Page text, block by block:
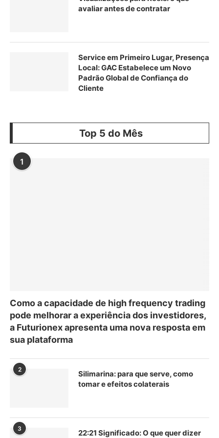
avaliar antes de contratar
Service em Primeiro Lugar, Presença
Local: GAC Estabelece um Novo
Padrão Global de Confiança do
Cliente
Top 5 do Mês
1
Como a capacidade de high frequency trading
pode melhorar a experiência dos investidores,
a Futurionex apresenta uma nova resposta em
sua plataforma
2
Silimarina: para que serve, como
tomar e efeitos colaterais
3
22:21 Significado: O que quer dizer